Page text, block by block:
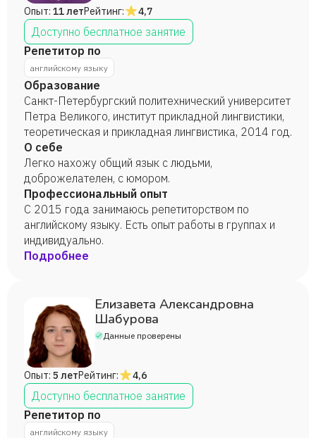
Опыт: 11 летРейтинг: 4,7
Доступно бесплатное занятие
Репетитор по
английскому языку
Образование
Санкт-Петербургский политехнический университет
Петра Великого, институт прикладной лингвистики,
теоретическая и прикладная лингвистика, 2014 год.
О себе
Легко нахожу общий язык с людьми,
доброжелателен, с юмором.
Профессиональный опыт
С 2015 года занимаюсь репетиторством по
английскому языку. Есть опыт работы в группах и
индивидуально.
Подробнее
Елизавета Александровна
Шабурова
Данные проверены
Опыт: 5 летРейтинг: 4,6
Доступно бесплатное занятие
Репетитор по
английскому языку